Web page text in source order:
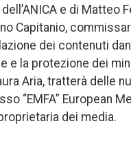
e di Matteo
Capitanio,
dei contenuti
e la protezione dei
Aria, tratterà delle
“EMFA” European
dei media.